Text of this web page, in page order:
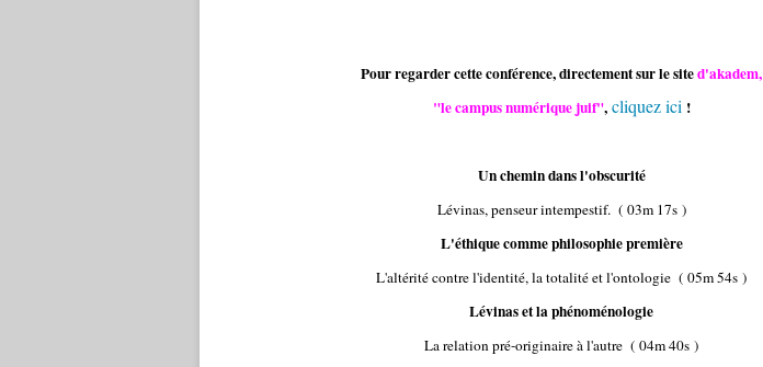
Pour regarder cette conférence, directement sur le sited'akadem,
"le campus numérique juif", cliquez ici !
Un chemin dans l'obscurité
Lévinas, penseur intempestif. ( 03m 17s )
L'éthique comme philosophie première
L'altérité contre l'identité, la totalité et l'ontologie ( 05m 54s )
Lévinas et la phénoménologie
La relation pré-originaire à l'autre ( 04m 40s )